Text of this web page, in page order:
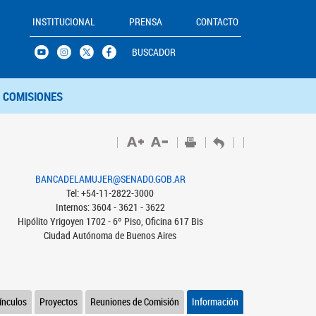
INSTITUCIONAL PRENSA CONTACTO
BUSCADOR
COMISIONES
BANCADELAMUJER@SENADO.GOB.AR
Tel: +54-11-2822-3000
Internos: 3604 - 3621 - 3622
Hipólito Yrigoyen 1702 - 6º Piso, Oficina 617 Bis
Ciudad Autónoma de Buenos Aires
Información
Reuniones de Comisión
Proyectos